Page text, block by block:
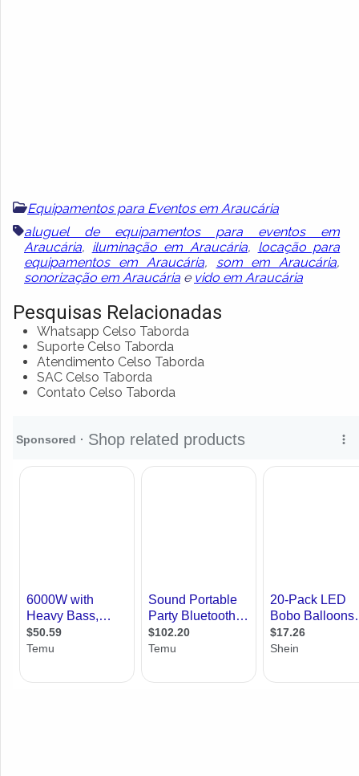
Equipamentos para Eventos em Araucária
aluguel de equipamentos para eventos em
Araucária, iluminação em Araucária, locação para
equipamentos em Araucária, som em Araucária,
sonorização em Araucária e vido em Araucária
Pesquisas Relacionadas
Whatsapp Celso Taborda
Suporte Celso Taborda
Atendimento Celso Taborda
SAC Celso Taborda
Contato Celso Taborda